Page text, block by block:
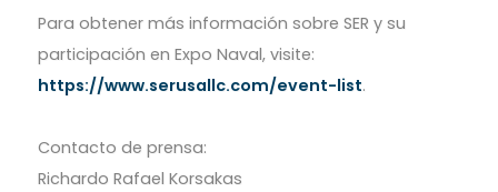
Para obtener más información sobre SER y su
participación en Expo Naval, visite:
https://www.serusallc.com/event-list.
Contacto de prensa:
Richardo Rafael Korsakas